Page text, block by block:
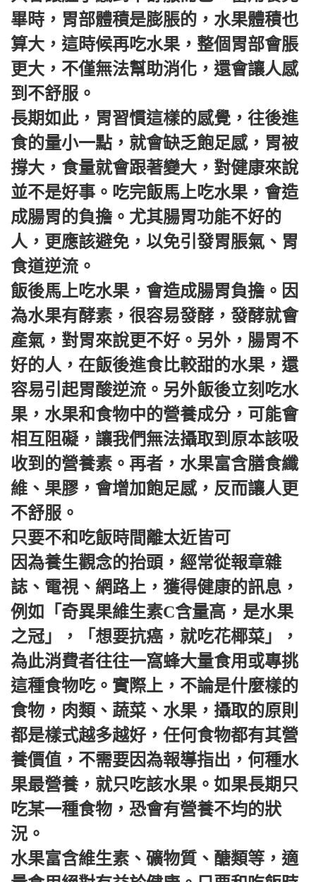
畢時，胃部體積是膨脹的，水果體積也
算大，這時候再吃水果，整個胃部會脹
更大，不僅無法幫助消化，還會讓人感
到不舒服。
長期如此，胃習慣這樣的感覺，往後進
食的量小一點，就會缺乏飽足感，胃被
撐大，食量就會跟著變大，對健康來說
並不是好事。吃完飯馬上吃水果，會造
成腸胃的負擔。尤其腸胃功能不好的
人，更應該避免，以免引發胃脹氣、胃
食道逆流。
飯後馬上吃水果，會造成腸胃負擔。因
為水果有酵素，很容易發酵，發酵就會
產氣，對胃來說更不好。另外，腸胃不
好的人，在飯後進食比較甜的水果，還
容易引起胃酸逆流。另外飯後立刻吃水
果，水果和食物中的營養成分，可能會
相互阻礙，讓我們無法攝取到原本該吸
收到的營養素。再者，水果富含膳食纖
維、果膠，會增加飽足感，反而讓人更
不舒服。
只要不和吃飯時間離太近皆可
因為養生觀念的抬頭，經常從報章雜
誌、電視、網路上，獲得健康的訊息，
例如「奇異果維生素C含量高，是水果
之冠」，「想要抗癌，就吃花椰菜」，
為此消費者往往一窩蜂大量食用或專挑
這種食物吃。實際上，不論是什麼樣的
食物，肉類、蔬菜、水果，攝取的原則
都是樣式越多越好，任何食物都有其營
養價值，不需要因為報導指出，何種水
果最營養，就只吃該水果。如果長期只
吃某一種食物，恐會有營養不均的狀
況。
水果富含維生素、礦物質、醣類等，適